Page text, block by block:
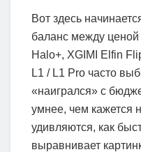
Вот здесь
баланс между ценой
Halo+, XGIMI Elfin
L1 / L1 Pro часто
«наигрался» с
умнее, чем кажется
удивляются, как
выравнивает